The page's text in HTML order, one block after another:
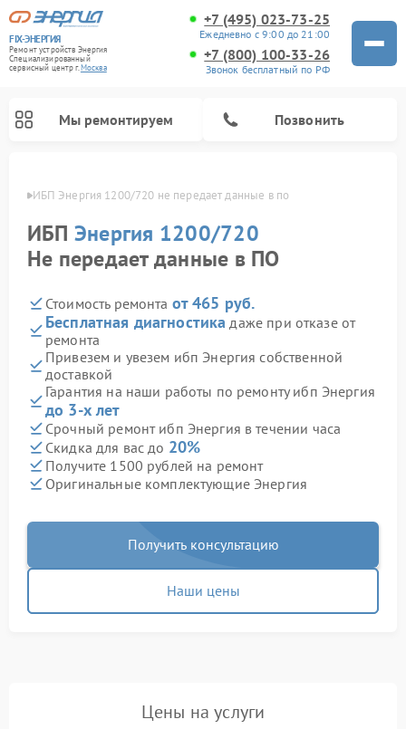
FIX-ЭНЕРГИЯ
Ремонт устройств Энергия
Специализированный
cервисный центр г.Москва
+7 (495) 023-73-25
Ежедневно с 9:00 до 21:00
+7 (800) 100-33-26
Звонок бесплатный по РФ
Мы ремонтируем Позвонить
ИБП Энергия 1200/720 не передает данные в по
ИБП Энергия 1200/720
Не передает данные в ПО
Стоимость ремонта от 465 руб.
Бесплатная диагностика даже при отказе от
ремонта
Привезем и увезем ибп Энергия собственной
доставкой
Гарантия на наши работы по ремонту ибп Энергия
до 3-х лет
Срочный ремонт ибп Энергия в течении часа
Скидка для вас до 20%
Получите 1500 рублей на ремонт
Оригинальные комплектующие Энергия
Получить консультацию
Наши цены
Цены на услуги